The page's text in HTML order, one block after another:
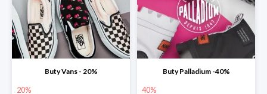
Buty Vans - 20%
20%
Buty Palladium -40%
40%